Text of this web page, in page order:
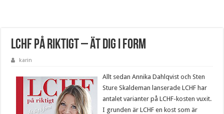
LCHF på riktigt – Ät dig i form
karin
Allt sedan Annika Dahlqvist och Sten
Sture Skaldeman lanserade LCHF har
antalet varianter på LCHF-kosten vuxit.
I grunden är LCHF en kost som är